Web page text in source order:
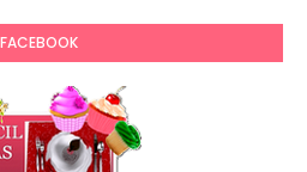
FACEBOOK